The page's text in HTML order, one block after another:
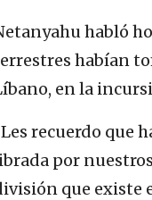
habló
habían
en la
recuerdo que
por
que existe